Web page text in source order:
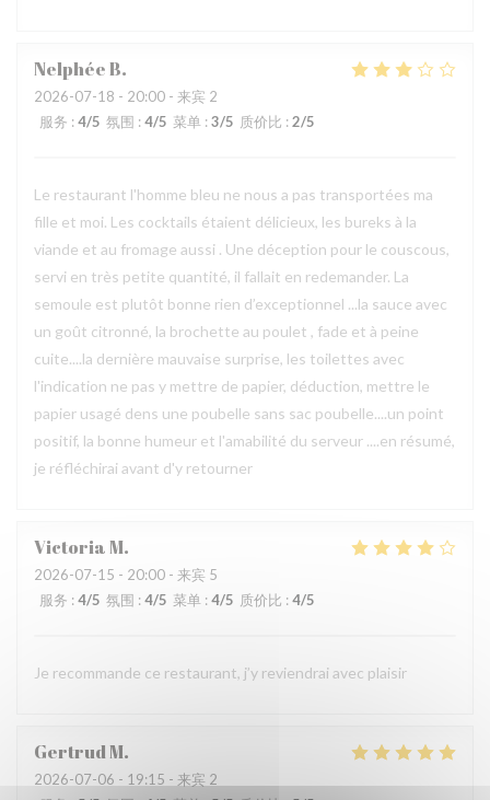
NelphéeB
2026-07-18 - 20:00 - 来宾 2
服务 : 4/5 氛围 : 4/5 菜单 : 3/5 质价比 : 2/5
Le restaurant l'homme bleu ne nous a pas transportées ma
fille et moi. Les cocktails étaient délicieux, les bureks à la
viande et au fromage aussi . Une déception pour le couscous,
servi en très petite quantité, il fallait en redemander. La
semoule est plutôt bonne rien d’exceptionnel ...la sauce avec
un goût citronné, la brochette au poulet , fade et à peine
cuite....la dernière mauvaise surprise, les toilettes avec
l'indication ne pas y mettre de papier, déduction, mettre le
papier usagé dens une poubelle sans sac poubelle....un point
positif, la bonne humeur et l'amabilité du serveur ....en résumé,
je réfléchirai avant d'y retourner
VictoriaM
2026-07-15 - 20:00 - 来宾 5
服务 : 4/5 氛围 : 4/5 菜单 :4/5 质价比 : 4/5
Je recommande ce restaurant, j’y reviendrai avec plaisir
GertrudM
2026-07-06 - 19:15 - 来宾 2